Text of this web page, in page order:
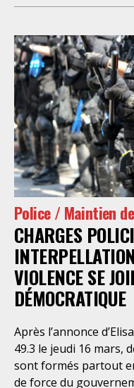
l’ordre sur place est
l’Intérieur ne visait
manifestation mais
fait en son temps le
face aux
humide du Testet à
observatrices sur
première synthèse, «
site de la bassine, les
avec des armes
de grenades
assourdissantes,
et GENL, y compris
observé des tirs au
mouvement ». Le
Police / Maintien
CHARGES
VIOLENCE SE
DÉMOCRATIQUE
Après l’annonce
49.3 le jeudi 16 mars,
sont formés partout
de force du